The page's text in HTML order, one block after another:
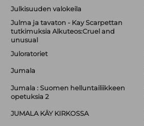
Julkisuuden valokeila
Julma ja tavaton - Kay Scarpettan
tutkimuksia Alkuteos:Cruel and
unusual
Juloratoriet
Jumala
Jumala : Suomen helluntailiikkeen
opetuksia 2
JUMALA KÄY KIRKOSSA